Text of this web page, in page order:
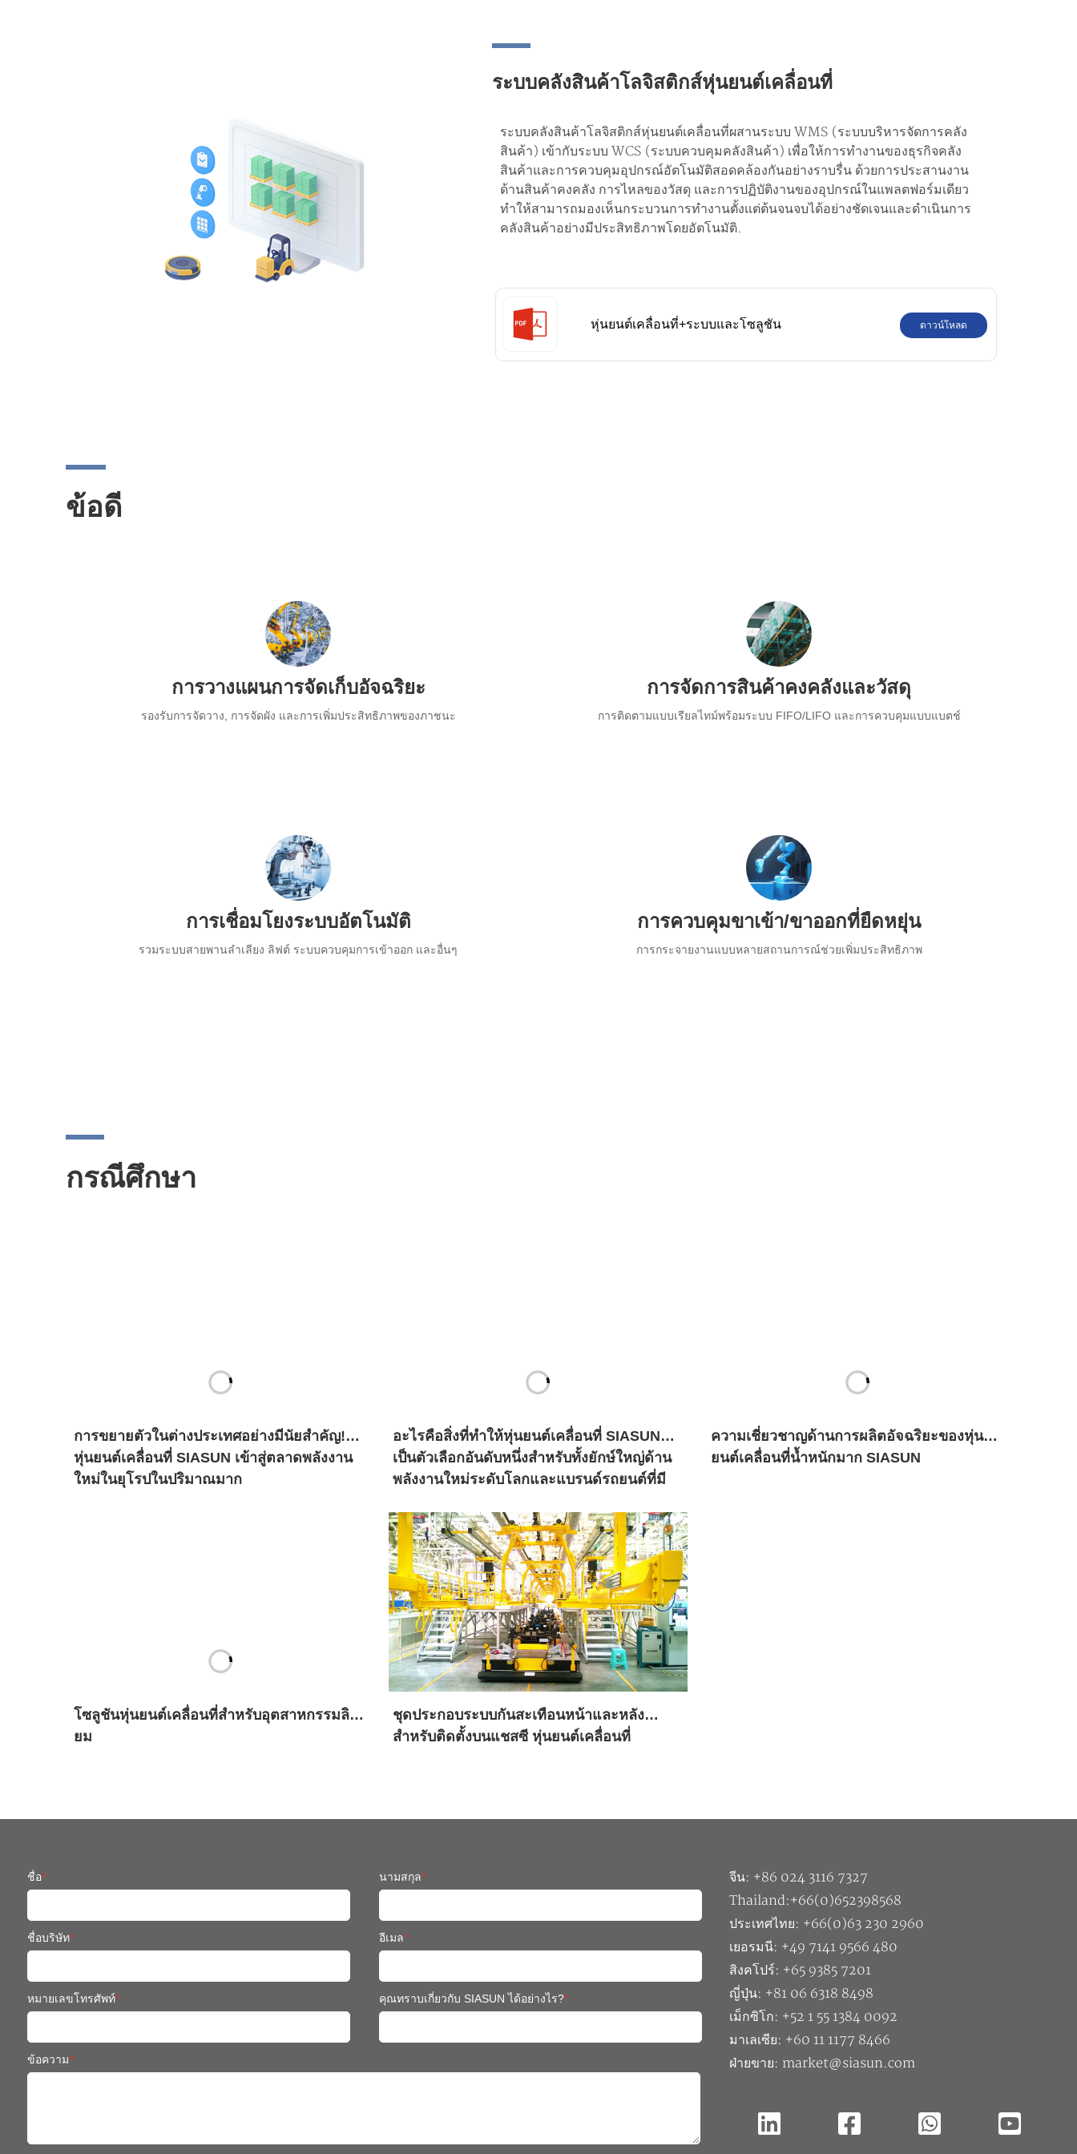
ระบบคลังสินค้าโลจิสติกส์หุ่นยนต์เคลื่อนที่
ระบบคลังสินค้าโลจิสติกส์หุ่นยนต์เคลื่อนที่ผสานระบบ WMS (ระบบบริหารจัดการคลัง
สินค้า) เข้ากับระบบ WCS (ระบบควบคุมคลังสินค้า) เพื่อให้การทำงานของธุรกิจคลัง
สินค้าและการควบคุมอุปกรณ์อัตโนมัติสอดคล้องกันอย่างราบรื่น ด้วยการประสานงาน
ด้านสินค้าคงคลัง การไหลของวัสดุ และการปฏิบัติงานของอุปกรณ์ในแพลตฟอร์มเดียว
ทำให้สามารถมองเห็นกระบวนการทำงานตั้งแต่ต้นจนจบได้อย่างชัดเจนและดำเนินการ
คลังสินค้าอย่างมีประสิทธิภาพโดยอัตโนมัติ.
หุ่นยนต์เคลื่อนที่+ระบบและโซลูชัน ดาวน์โหลด
ข้อดี
การวางแผนการจัดเก็บอัจฉริยะ
รองรับการจัดวาง, การจัดผัง และการเพิ่มประสิทธิภาพของภาชนะ
การจัดการสินค้าคงคลังและวัสดุ
การติดตามแบบเรียลไทม์พร้อมระบบ FIFO/LIFO และการควบคุมแบบแบตช์
การเชื่อมโยงระบบอัตโนมัติ
รวมระบบสายพานลำเลียง ลิฟต์ ระบบควบคุมการเข้าออก และอื่นๆ
การควบคุมขาเข้า/ขาออกที่ยืดหยุ่น
การกระจายงานแบบหลายสถานการณ์ช่วยเพิ่มประสิทธิภาพ
กรณีศึกษา
การขยายตัวในต่างประเทศอย่างมีนัยสำคัญ!
หุ่นยนต์เคลื่อนที่ SIASUN เข้าสู่ตลาดพลังงาน
ใหม่ในยุโรปในปริมาณมาก
อะไรคือสิ่งที่ทำให้หุ่นยนต์เคลื่อนที่ SIASUN
เป็นตัวเลือกอันดับหนึ่งสำหรับทั้งยักษ์ใหญ่ด้าน
พลังงานใหม่ระดับโลกและแบรนด์รถยนต์ที่มี
ความเชี่ยวชาญด้านการผลิตอัจฉริยะของหุ่น
ยนต์เคลื่อนที่น้ำหนักมาก SIASUN
โซลูชันหุ่นยนต์เคลื่อนที่สำหรับอุตสาหกรรมลิเธี
ยม
ชุดประกอบระบบกันสะเทือนหน้าและหลัง
สำหรับติดตั้งบนแชสซี หุ่นยนต์เคลื่อนที่
ชื่อ* นามสกุล*
ชื่อบริษัท* อีเมล*
หมายเลขโทรศัพท์* คุณทราบเกี่ยวกับ SIASUN ได้อย่างไร?*
ข้อความ*
จีน: +86 024 3116 7327
Thailand:+66(0)652398568
ประเทศไทย: +66(0)63 230 2960
เยอรมนี: +49 7141 9566 480
สิงคโปร์: +65 9385 7201
ญี่ปุ่น: +81 06 6318 8498
เม็กซิโก: +52 1 55 1384 0092
มาเลเซีย: +60 11 1177 8466
ฝ่ายขาย: market@siasun.com